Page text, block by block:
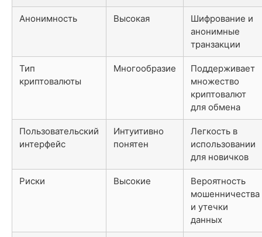
Анонимность Высокая
Шифрование и
анонимные
транзакции
Тип
криптовалюты
Многообразие
Поддерживает
множество
криптовалют
для обмена
Пользовательский
интерфейс
Интуитивно
понятен
Легкость в
использовании
для новичков
Риски Высокие
Вероятность
мошенничества
и утечки
данных